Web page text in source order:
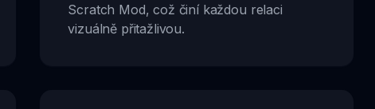
Scratch Mod, což činí každou relaci
vizuálně přitažlivou.